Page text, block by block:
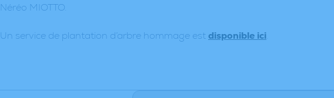
Néréo MIOTTO.
Un service de plantation d’arbre hommage est disponible ici